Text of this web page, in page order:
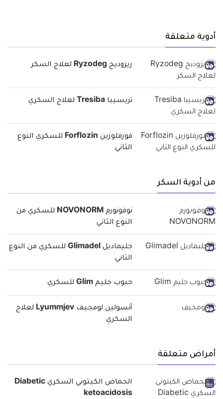
أدوية متعلقة
ريزوديج Ryzodeg لعلاج السكر
تريسيبا Tresiba لعلاج السكري
فورفلوزين Forflozin للسكري النوع
الثاني
من أدوية السكر
نوفونورم NOVONORM للسكري من
النوع الثاني
جليماديل Glimadel للسكري من النوع
الثاني
حبوب جليم Glim للسكري
أنسولين لومجيف Lyummjev لعلاج
السكري
أمراض متعلقة
الحماض الكيتوني السكري Diabetic
ketoacidosis